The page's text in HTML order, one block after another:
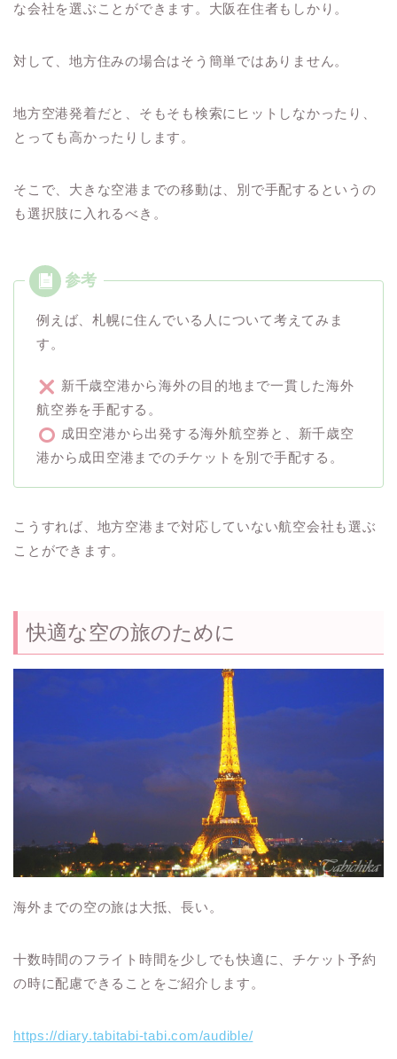
な会社を選ぶことができます。大阪在住者もしかり。
対して、地方住みの場合はそう簡単ではありません。
地方空港発着だと、そもそも検索にヒットしなかったり、
とっても高かったりします。
そこで、大きな空港までの移動は、別で手配するというの
も選択肢に入れるべき。
例えば、札幌に住んでいる人について考えてみま
す。
新千歳空港から海外の目的地まで一貫した海外
航空券を手配する。
成田空港から出発する海外航空券と、新千歳空
港から成田空港までのチケットを別で手配する。
こうすれば、地方空港まで対応していない航空会社も選ぶ
ことができます。
快適な空の旅のために
海外までの空の旅は大抵、長い。
十数時間のフライト時間を少しでも快適に、チケット予約
の時に配慮できることをご紹介します。
https://diary.tabitabi-tabi.com/audible/